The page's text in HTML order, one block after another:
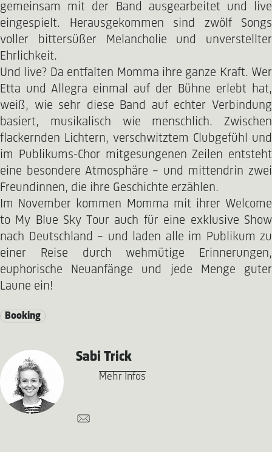
gemeinsam mit der Band ausgearbeitet und live
eingespielt. Herausgekommen sind zwölf Songs
voller bittersüßer Melancholie und unverstellter
Ehrlichkeit.
Und live? Da entfalten Momma ihre ganze Kraft. Wer
Etta und Allegra einmal auf der Bühne erlebt hat,
weiß, wie sehr diese Band auf echter Verbindung
basiert, musikalisch wie menschlich. Zwischen
flackernden Lichtern, verschwitztem Clubgefühl und
im Publikums-Chor mitgesungenen Zeilen entsteht
eine besondere Atmosphäre – und mittendrin zwei
Freundinnen, die ihre Geschichte erzählen.
Im November kommen Momma mit ihrer Welcome
to My Blue Sky Tour auch für eine exklusive Show
nach Deutschland – und laden alle im Publikum zu
einer Reise durch wehmütige Erinnerungen,
euphorische Neuanfänge und jede Menge guter
Laune ein!
Booking
Sabi Trick
Mehr Infos